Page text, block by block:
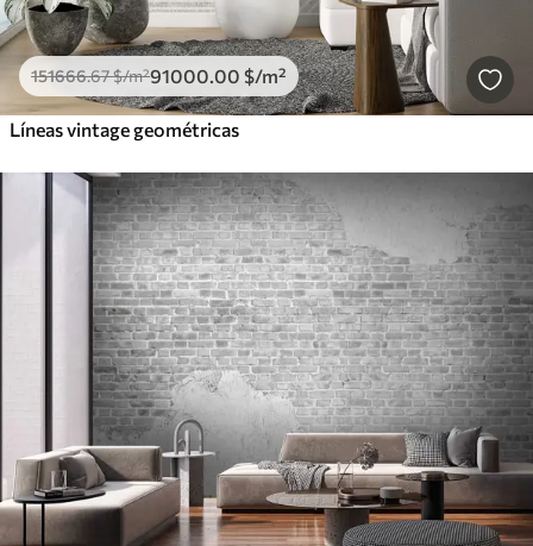
151666.67$/m²91000.00 $/m²
Líneas vintage geométricas